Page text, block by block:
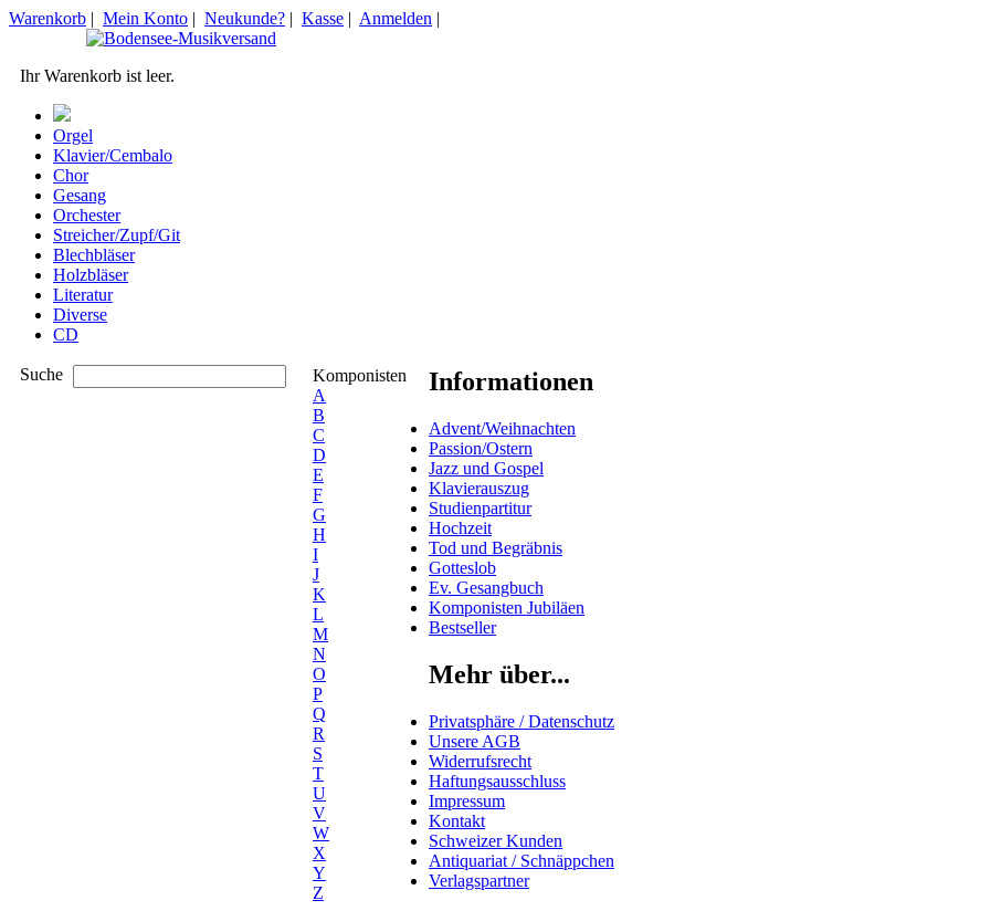
Warenkorb | Mein Konto | Neukunde? | Kasse | Anmelden |
Ihr Warenkorb ist leer.
Orgel
Klavier/Cembalo
Chor
Gesang
Orchester
Streicher/Zupf/Git
Blechbläser
Holzbläser
Literatur
Diverse
CD
Suche
Komponisten
A
B
C
D
E
F
G
H
I
J
K
L
M
N
O
P
Q
R
S
T
U
V
W
X
Y
Z
Informationen
Advent/Weihnachten
Passion/Ostern
Jazz und Gospel
Klavierauszug
Studienpartitur
Hochzeit
Tod und Begräbnis
Gotteslob
Ev. Gesangbuch
Komponisten Jubiläen
Bestseller
Mehr über...
Privatsphäre / Datenschutz
Unsere AGB
Widerrufsrecht
Haftungsausschluss
Impressum
Kontakt
Schweizer Kunden
Antiquariat / Schnäppchen
Verlagspartner